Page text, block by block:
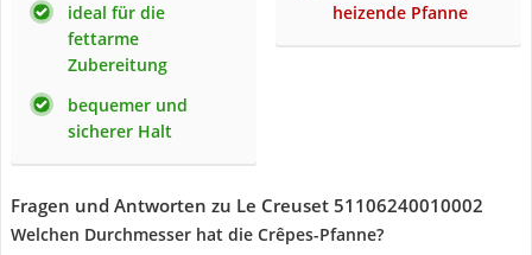
ideal für die
fettarme
Zubereitung
bequemer und
sicherer Halt
heizende Pfanne
Fragen und Antworten zu Le Creuset 51106240010002
Welchen Durchmesser hat die Crêpes-Pfanne?